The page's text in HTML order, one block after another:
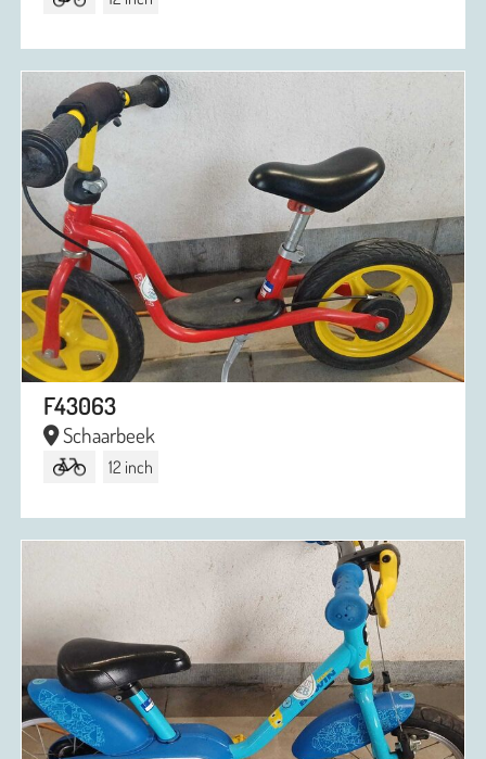
F43063
Schaarbeek
12 inch